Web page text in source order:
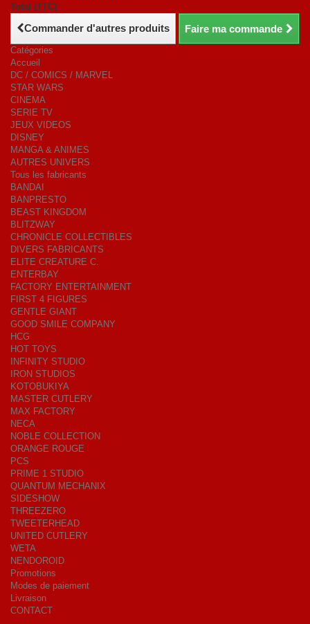
Total (TTC)
Commander d'autres produits Faire ma commande
Catégories
Accueil
DC / COMICS / MARVEL
STAR WARS
CINEMA
SERIE TV
JEUX VIDEOS
DISNEY
MANGA & ANIMES
AUTRES UNIVERS
Tous les fabricants
BANDAI
BANPRESTO
BEAST KINGDOM
BLITZWAY
CHRONICLE COLLECTIBLES
DIVERS FABRICANTS
ELITE CREATURE C.
ENTERBAY
FACTORY ENTERTAINMENT
FIRST 4 FIGURES
GENTLE GIANT
GOOD SMILE COMPANY
HCG
HOT TOYS
INFINITY STUDIO
IRON STUDIOS
KOTOBUKIYA
MASTER CUTLERY
MAX FACTORY
NECA
NOBLE COLLECTION
ORANGE ROUGE
PCS
PRIME 1 STUDIO
QUANTUM MECHANIX
SIDESHOW
THREEZERO
TWEETERHEAD
UNITED CUTLERY
WETA
NENDOROID
Promotions
Modes de paiement
Livraison
CONTACT